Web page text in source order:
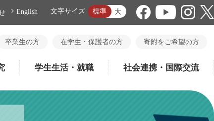
English 文字サイズ 標準 大
卒業生の方 在学生・保護者の方 寄附をご希望の方
学生生活・就職 社会連携・国際交流